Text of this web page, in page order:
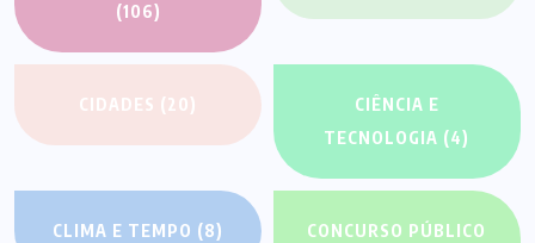
(106)
CIDADES (20)
CIÊNCIA E
TECNOLOGIA (4)
CLIMA E TEMPO (8)
CONCURSO PÚBLICO